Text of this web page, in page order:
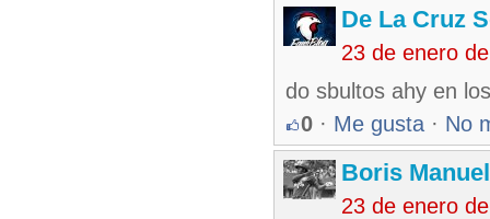
De La Cruz
23 de enero
do sbultos ahy en
0 · Me gusta · No
Boris
23 de enero